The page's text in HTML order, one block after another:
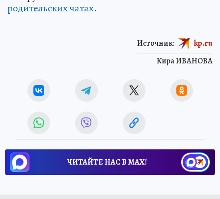
родительских чатах.
Кира ИВАНОВА
Источник: kp.ru
ЧИТАЙТЕ НАС В МАХ!